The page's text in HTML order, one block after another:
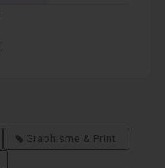
Graphisme & Print